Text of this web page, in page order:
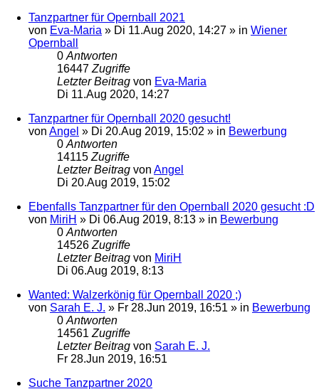
Tanzpartner für Opernball 2021
von Eva-Maria » Di 11.Aug 2020, 14:27 » in Wiener
Opernball
0 Antworten
16447 Zugriffe
Letzter Beitrag von Eva-Maria
Di 11.Aug 2020, 14:27
Tanzpartner für Opernball 2020 gesucht!
von Angel » Di 20.Aug 2019, 15:02 » in Bewerbung
0 Antworten
14115 Zugriffe
Letzter Beitrag von Angel
Di 20.Aug 2019, 15:02
Ebenfalls Tanzpartner für den Opernball 2020 gesucht :D
von MiriH » Di 06.Aug 2019, 8:13 » in Bewerbung
0 Antworten
14526 Zugriffe
Letzter Beitrag von MiriH
Di 06.Aug 2019, 8:13
Wanted: Walzerkönig für Opernball 2020 ;)
von Sarah E. J. » Fr 28.Jun 2019, 16:51 » in Bewerbung
0 Antworten
14561 Zugriffe
Letzter Beitrag von Sarah E. J.
Fr 28.Jun 2019, 16:51
Suche Tanzpartner 2020